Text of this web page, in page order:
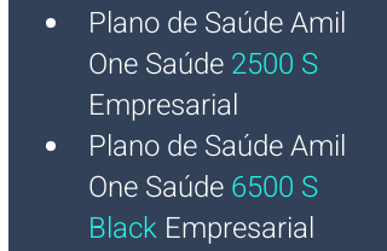
Plano de Saúde Amil
One Saúde 2500 S
Empresarial
Plano de Saúde Amil
One Saúde 6500 S
Black Empresarial